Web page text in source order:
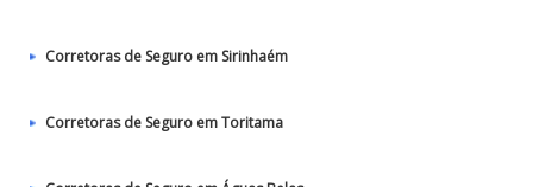
Corretoras de Seguro em Sirinhaém
Corretoras de Seguro em Toritama